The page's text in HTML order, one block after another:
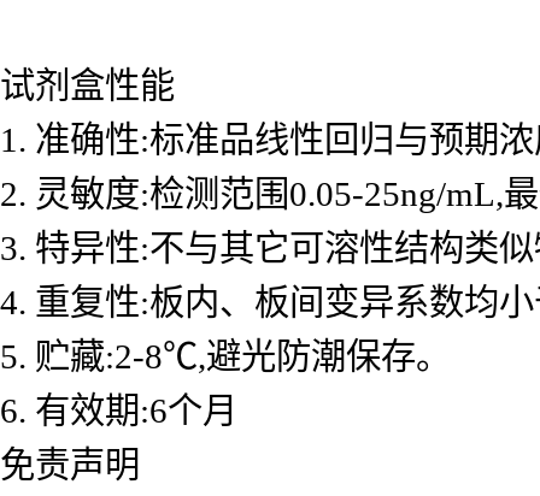
试剂盒性能
1. 准确性:标准品线性回归与预期
2. 灵敏度:检测范围0.05-25ng/mL,
3. 特异性:不与其它可溶性结构类
4. 重复性:板内、板间变异系数均
5. 贮藏:2-8℃,避光防潮保存。
6. 有效期:6个月
免责声明